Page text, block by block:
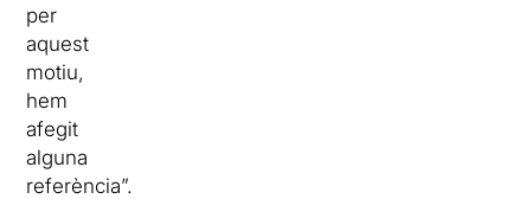
per
aquest
motiu,
hem
afegit
alguna
referència”.